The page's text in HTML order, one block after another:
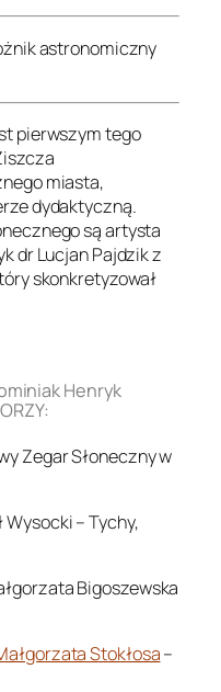
astronomiczny
pierwszym tego
miasta,
dydaktyczną.
są artysta
dr Lucjan Pajdzik z
skonkretyzował
Henryk
Zegar Słoneczny w
– Tychy,
Bigoszewska
Stokłosa–